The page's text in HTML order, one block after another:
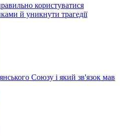
користуватися
й уникнути трагедії
Союзу і який зв'язок мав